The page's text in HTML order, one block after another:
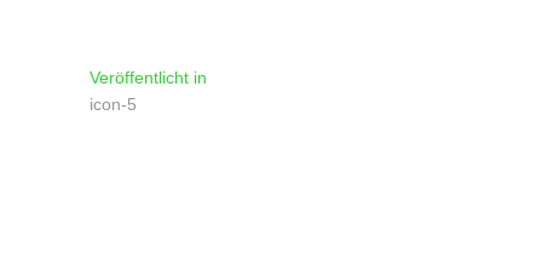
Beitragsnavigation
Veröffentlicht in
icon-5